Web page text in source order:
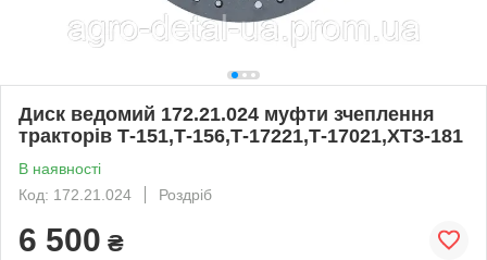
Диск ведомий 172.21.024 муфти зчеплення
тракторів Т-151,Т-156,Т-17221,Т-17021,ХТЗ-181
В наявності
Код: 172.21.024
Роздріб
6 500 ₴